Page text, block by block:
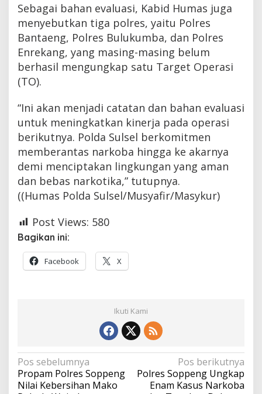
Sebagai bahan evaluasi, Kabid Humas juga
menyebutkan tiga polres, yaitu Polres
Bantaeng, Polres Bulukumba, dan Polres
Enrekang, yang masing-masing belum
berhasil mengungkap satu Target Operasi
(TO).
“Ini akan menjadi catatan dan bahan evaluasi
untuk meningkatkan kinerja pada operasi
berikutnya. Polda Sulsel berkomitmen
memberantas narkoba hingga ke akarnya
demi menciptakan lingkungan yang aman
dan bebas narkotika,” tutupnya.
((Humas Polda Sulsel/Musyafir/Masykur)
Post Views: 580
Bagikan ini:
Facebook X
Ikuti Kami
Navigasi
pos
Pos sebelumnya
Propam Polres Soppeng
Nilai Kebersihan Mako
Pos berikutnya
Polres Soppeng Ungkap
Enam Kasus Narkoba